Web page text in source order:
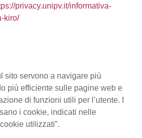
privacy.unipv.it/informativa-
kiro/
sito servono a navigare più
più efficiente sulle pagine web e
di funzioni utili per l’utente. I
i cookie, indicati nelle
utilizzati”.